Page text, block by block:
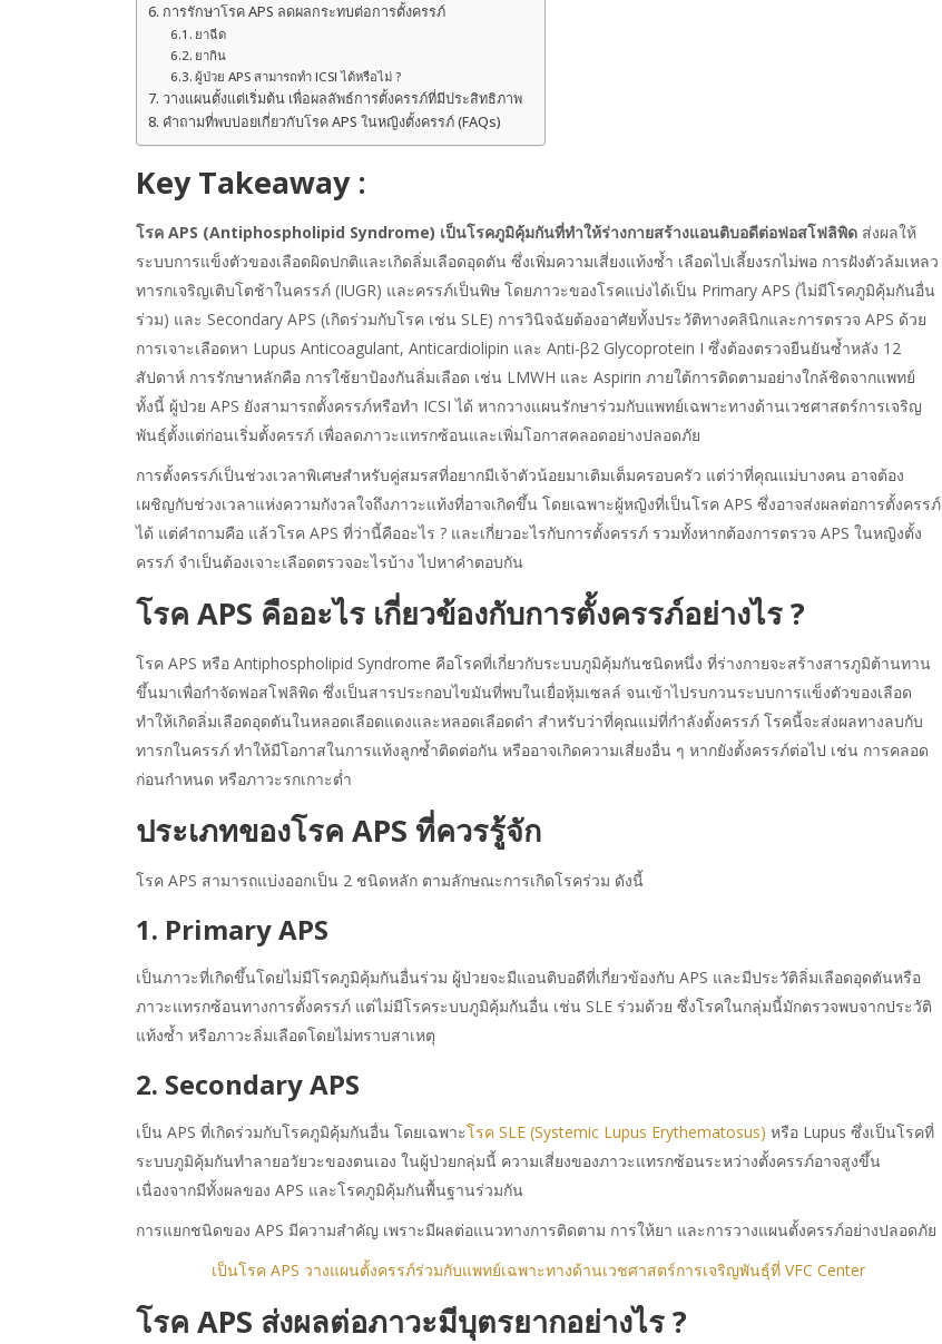
การรักษาโรค APS ลดผลกระทบต่อการตั้งครรภ์
ยาฉีด
ยากิน
ผู้ป่วย APS สามารถทำ ICSI ได้หรือไม่ ?
วางแผนตั้งแต่เริ่มต้น เพื่อผลลัพธ์การตั้งครรภ์ที่มีประสิทธิภาพ
คำถามที่พบบ่อยเกี่ยวกับโรค APS ในหญิงตั้งครรภ์ (FAQs)
Key Takeaway :
โรค APS (Antiphospholipid Syndrome) เป็นโรคภูมิคุ้มกันที่ทำให้ร่างกายสร้างแอนติบอดีต่อฟอสโฟลิพิด ส่งผลให้
ระบบการแข็งตัวของเลือดผิดปกติและเกิดลิ่มเลือดอุดตัน ซึ่งเพิ่มความเสี่ยงแท้งซ้ำ เลือดไปเลี้ยงรกไม่พอ การฝังตัวล้มเหลว
ทารกเจริญเติบโตช้าในครรภ์ (IUGR) และครรภ์เป็นพิษ โดยภาวะของโรคแบ่งได้เป็น Primary APS (ไม่มีโรคภูมิคุ้มกันอื่น
ร่วม) และ Secondary APS (เกิดร่วมกับโรค เช่น SLE) การวินิจฉัยต้องอาศัยทั้งประวัติทางคลินิกและการตรวจ APS ด้วย
การเจาะเลือดหา Lupus Anticoagulant, Anticardiolipin และ Anti-β2 Glycoprotein I ซึ่งต้องตรวจยืนยันซ้ำหลัง 12
สัปดาห์ การรักษาหลักคือ การใช้ยาป้องกันลิ่มเลือด เช่น LMWH และ Aspirin ภายใต้การติดตามอย่างใกล้ชิดจากแพทย์
ทั้งนี้ ผู้ป่วย APS ยังสามารถตั้งครรภ์หรือทำ ICSI ได้ หากวางแผนรักษาร่วมกับแพทย์เฉพาะทางด้านเวชศาสตร์การเจริญ
พันธุ์ตั้งแต่ก่อนเริ่มตั้งครรภ์ เพื่อลดภาวะแทรกซ้อนและเพิ่มโอกาสคลอดอย่างปลอดภัย
การตั้งครรภ์เป็นช่วงเวลาพิเศษสำหรับคู่สมรสที่อยากมีเจ้าตัวน้อยมาเติมเต็มครอบครัว แต่ว่าที่คุณแม่บางคน อาจต้อง
เผชิญกับช่วงเวลาแห่งความกังวลใจถึงภาวะแท้งที่อาจเกิดขึ้น โดยเฉพาะผู้หญิงที่เป็นโรค APS ซึ่งอาจส่งผลต่อการตั้งครรภ์
ได้ แต่คำถามคือ แล้วโรค APS ที่ว่านี้คืออะไร ? และเกี่ยวอะไรกับการตั้งครรภ์ รวมทั้งหากต้องการตรวจ APS ในหญิงตั้ง
ครรภ์ จำเป็นต้องเจาะเลือดตรวจอะไรบ้าง ไปหาคำตอบกัน
โรค APS คืออะไร เกี่ยวข้องกับการตั้งครรภ์อย่างไร?
โรค APS หรือ Antiphospholipid Syndrome คือโรคที่เกี่ยวกับระบบภูมิคุ้มกันชนิดหนึ่ง ที่ร่างกายจะสร้างสารภูมิต้านทาน
ขึ้นมาเพื่อกำจัดฟอสโฟลิพิด ซึ่งเป็นสารประกอบไขมันที่พบในเยื่อหุ้มเซลล์ จนเข้าไปรบกวนระบบการแข็งตัวของเลือด
ทำให้เกิดลิ่มเลือดอุดตันในหลอดเลือดแดงและหลอดเลือดดำ สำหรับว่าที่คุณแม่ที่กำลังตั้งครรภ์ โรคนี้จะส่งผลทางลบกับ
ทารกในครรภ์ ทำให้มีโอกาสในการแท้งลูกซ้ำติดต่อกัน หรืออาจเกิดความเสี่ยงอื่น ๆ หากยังตั้งครรภ์ต่อไป เช่น การคลอด
ก่อนกำหนด หรือภาวะรกเกาะต่ำ
ประเภทของโรค APS ที่ควรรู้จัก
โรค APS สามารถแบ่งออกเป็น 2 ชนิดหลัก ตามลักษณะการเกิดโรคร่วม ดังนี้
1. Primary APS
เป็นภาวะที่เกิดขึ้นโดยไม่มีโรคภูมิคุ้มกันอื่นร่วม ผู้ป่วยจะมีแอนติบอดีที่เกี่ยวข้องกับ APS และมีประวัติลิ่มเลือดอุดตันหรือ
ภาวะแทรกซ้อนทางการตั้งครรภ์ แต่ไม่มีโรคระบบภูมิคุ้มกันอื่น เช่น SLE ร่วมด้วย ซึ่งโรคในกลุ่มนี้มักตรวจพบจากประวัติ
แท้งซ้ำ หรือภาวะลิ่มเลือดโดยไม่ทราบสาเหตุ
2. Secondary APS
เป็น APS ที่เกิดร่วมกับโรคภูมิคุ้มกันอื่น โดยเฉพาะโรค SLE (Systemic Lupus Erythematosus) หรือ Lupus ซึ่งเป็นโรคที่
ระบบภูมิคุ้มกันทำลายอวัยวะของตนเอง ในผู้ป่วยกลุ่มนี้ ความเสี่ยงของภาวะแทรกซ้อนระหว่างตั้งครรภ์อาจสูงขึ้น
เนื่องจากมีทั้งผลของ APS และโรคภูมิคุ้มกันพื้นฐานร่วมกัน
การแยกชนิดของ APS มีความสำคัญ เพราะมีผลต่อแนวทางการติดตาม การให้ยา และการวางแผนตั้งครรภ์อย่างปลอดภัย
เป็นโรค APS วางแผนตั้งครรภ์ร่วมกับแพทย์เฉพาะทางด้านเวชศาสตร์การเจริญพันธุ์ที่ VFC Center
โรค APS ส่งผลต่อภาวะมีบุตรยากอย่างไร ?